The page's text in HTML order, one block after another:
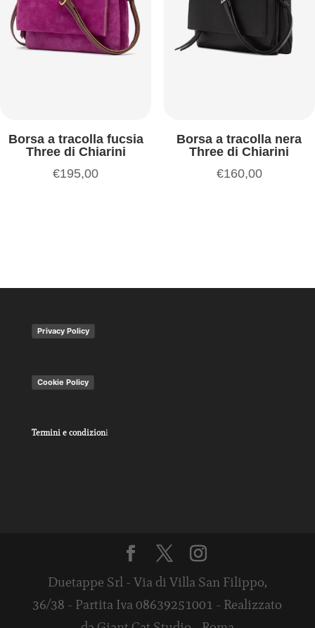
Borsa a tracolla fucsia
Three di Chiarini
€195,00
Borsa a tracolla nera
Three di Chiarini
€160,00
Privacy Policy
Cookie Policy
Termini e condizioni
Duetappe Srl - Via di Villa San Filippo,
36/38 - Partita Iva 08639251001 - Realizzato